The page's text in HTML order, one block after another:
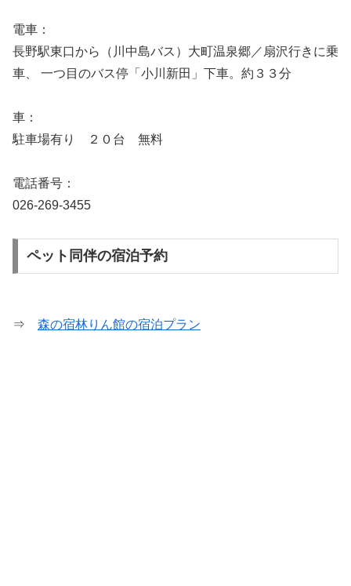
電車：
長野駅東口から（川中島バス）大町温泉郷／扇沢行きに乗
車、 一つ目のバス停「小川新田」下車。約３３分
車：
駐車場有り ２０台 無料
電話番号：
026-269-3455
ペット同伴の宿泊予約
⇒ 森の宿林りん館の宿泊プラン